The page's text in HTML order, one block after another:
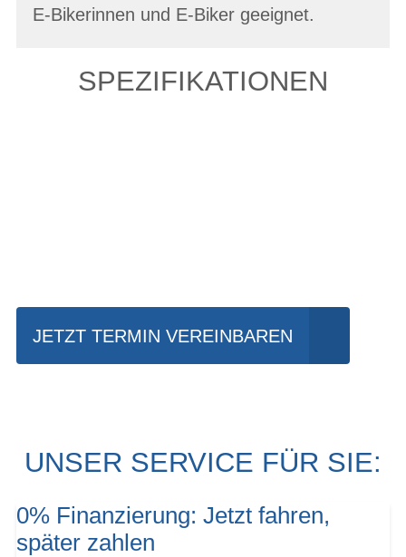
E-Bikerinnen und E-Biker geeignet.
SPEZIFIKATIONEN
JETZT TERMIN VEREINBAREN
UNSER SERVICE FÜR SIE:
0% Finanzierung: Jetzt fahren,
später zahlen